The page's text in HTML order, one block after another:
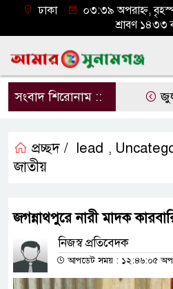
ঢাকা
০৩:৩৯ অপরাহ্ন,
শ্রাবণ ১৪৩৩
সংবাদ শিরোনাম :: জুলাই
প্রচ্ছদ / lead ,
জাতীয়
জগন্নাথপুরে নারী মাদক
নিজস্ব প্রতিবেদক
আপডেট সময় : ১২:৪৬:০৫